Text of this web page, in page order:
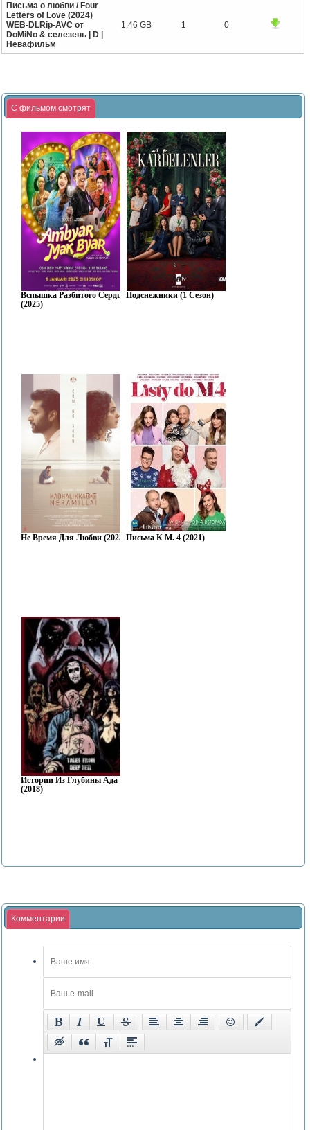
Письма о любви / Four
Letters of Love (2024)
WEB-DLRip-AVC от
DoMiNo & селезень | D |
Невафильм
1.46 GB 1 0
С фильмом смотрят
Вспышка Разбитого Сердца
(2025)
Подснежники (1 Сезон)
Не Время Для Любви (2025)Письма К М. 4 (2021)
Иcтории Из Глубины Ада
(2018)
Комментарии